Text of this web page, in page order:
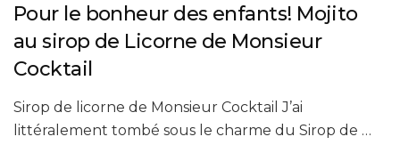
Pour le bonheur des enfants! Mojito
au sirop de Licorne de Monsieur
Cocktail
Sirop de licorne de Monsieur Cocktail J’ai
littéralement tombé sous le charme du Sirop de …